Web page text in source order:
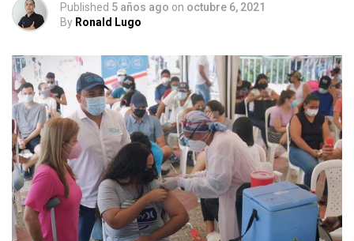
Published 5 años ago on octubre 6, 2021
By Ronald Lugo